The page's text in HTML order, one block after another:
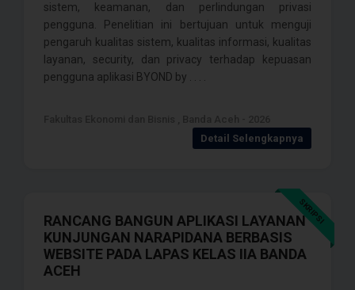
sistem, keamanan, dan perlindungan privasi
pengguna. Penelitian ini bertujuan untuk menguji
pengaruh kualitas sistem, kualitas informasi, kualitas
layanan, security, dan privacy terhadap kepuasan
pengguna aplikasi BYOND by . . . .
Detail Selengkapnya
SKRIPSI
RANCANG BANGUN APLIKASI LAYANAN
KUNJUNGAN NARAPIDANA BERBASIS
WEBSITE PADA LAPAS KELAS IIA BANDA
ACEH